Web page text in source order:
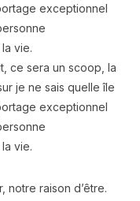
exceptionnel
vie.
ce sera un scoop, la
je ne sais quelle île
exceptionnel
vie.
notre raison d’être.